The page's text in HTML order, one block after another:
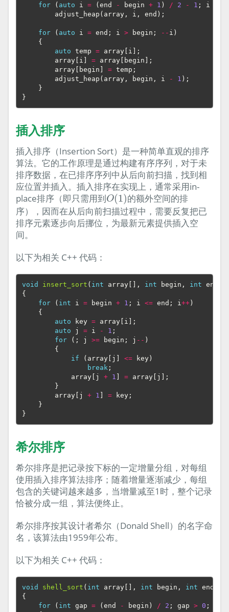
for
( auto i = (end - begin + 1 ) / 2 - 1 ; i
adjust_heap ( array , i , end );
for ( auto i = end ; i > begin ; -- i )
{
auto
temp = array [ i ];
array [ i ] = array [ begin ];
array [ begin ] = temp ;
adjust_heap ( array , begin , i - 1 );
}
}
插入排序
插入排序（Insertion Sort）是一种简单直观的排序
算法。它的工作原理是通过构建有序序列，对于未
排序数据，在已排序序列中从后向前扫描，找到相
应位置并插入。插入排序在实现上，通常采用in-
place排序（即只需用到O(1)
O(1)的额外空间的排
序），因而在从后向前扫描过程中，需要反复把已
排序元素逐步向后挪位，为最新元素提供插入空
间。
以下为相关 C++ 代码：
void insert_sort ( int array [], int begin , int end
{
for
( int i = begin + 1 ; i <= end ; i++ )
{
auto
key = array i ];
auto
j = i - 1 ;
for
(; j >= begin ; j -- )
{
if
( array j <= key )
break ;
array j + 1 = array j
];
}
array j + 1 = key ;
}
}
希尔排序
希尔排序是把记录按下标的一定增量分组，对每组
使用插入排序算法排序；随着增量逐渐减少，每组
包含的关键词越来越多，当增量减至1时，整个记录
恰被分成一组，算法便终止。
希尔排序按其设计者希尔（Donald Shell）的名字命
名，该算法由1959年公布。
以下为相关 C++ 代码：
void shell_sort ( int array [], int begin , int end
{
for
( int gap = (end - begin ) / 2 ; gap > 0 ;